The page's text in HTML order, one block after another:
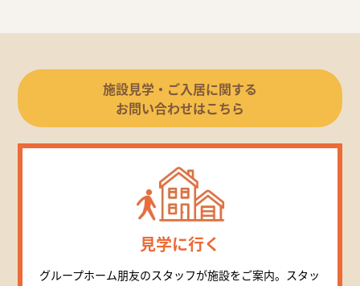
施設見学・ご入居に関する
お問い合わせはこちら
見学に行く
グループホーム朋友のスタッフが施設をご案内。スタッ